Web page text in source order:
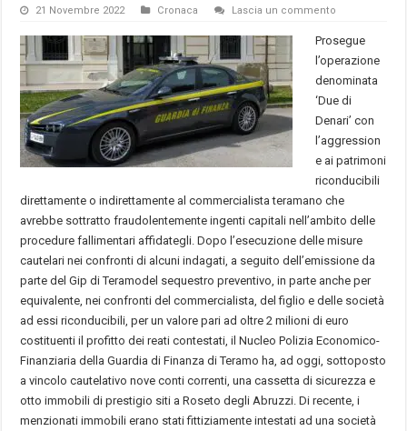
21 Novembre 2022 Cronaca Lascia un commento
Prosegue
l’operazione
denominata
‘Due di
Denari’ con
l’aggression
e ai patrimoni
riconducibili
direttamente o indirettamente al commercialista teramano che
avrebbe sottratto fraudolentemente ingenti capitali nell’ambito delle
procedure fallimentari affidategli. Dopo l’esecuzione delle misure
cautelari nei confronti di alcuni indagati, a seguito dell’emissione da
parte del Gip di Teramodel sequestro preventivo, in parte anche per
equivalente, nei confronti del commercialista, del figlio e delle società
ad essi riconducibili, per un valore pari ad oltre 2 milioni di euro
costituenti il profitto dei reati contestati, il Nucleo Polizia Economico-
Finanziaria della Guardia di Finanza di Teramo ha, ad oggi, sottoposto
a vincolo cautelativo nove conti correnti, una cassetta di sicurezza e
otto immobili di prestigio siti a Roseto degli Abruzzi. Di recente, i
menzionati immobili erano stati fittiziamente intestati ad una società